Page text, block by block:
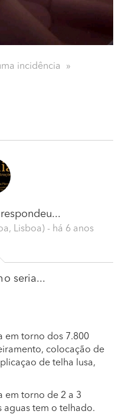
incidência
respondeu...
Lisboa) - há 6 anos
seria...
em torno dos 7.800
colocação de
de telha lusa,
em torno de 2 a 3
aguas tem o telhado.